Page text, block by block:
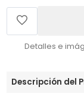
Detalles e
Descripción del